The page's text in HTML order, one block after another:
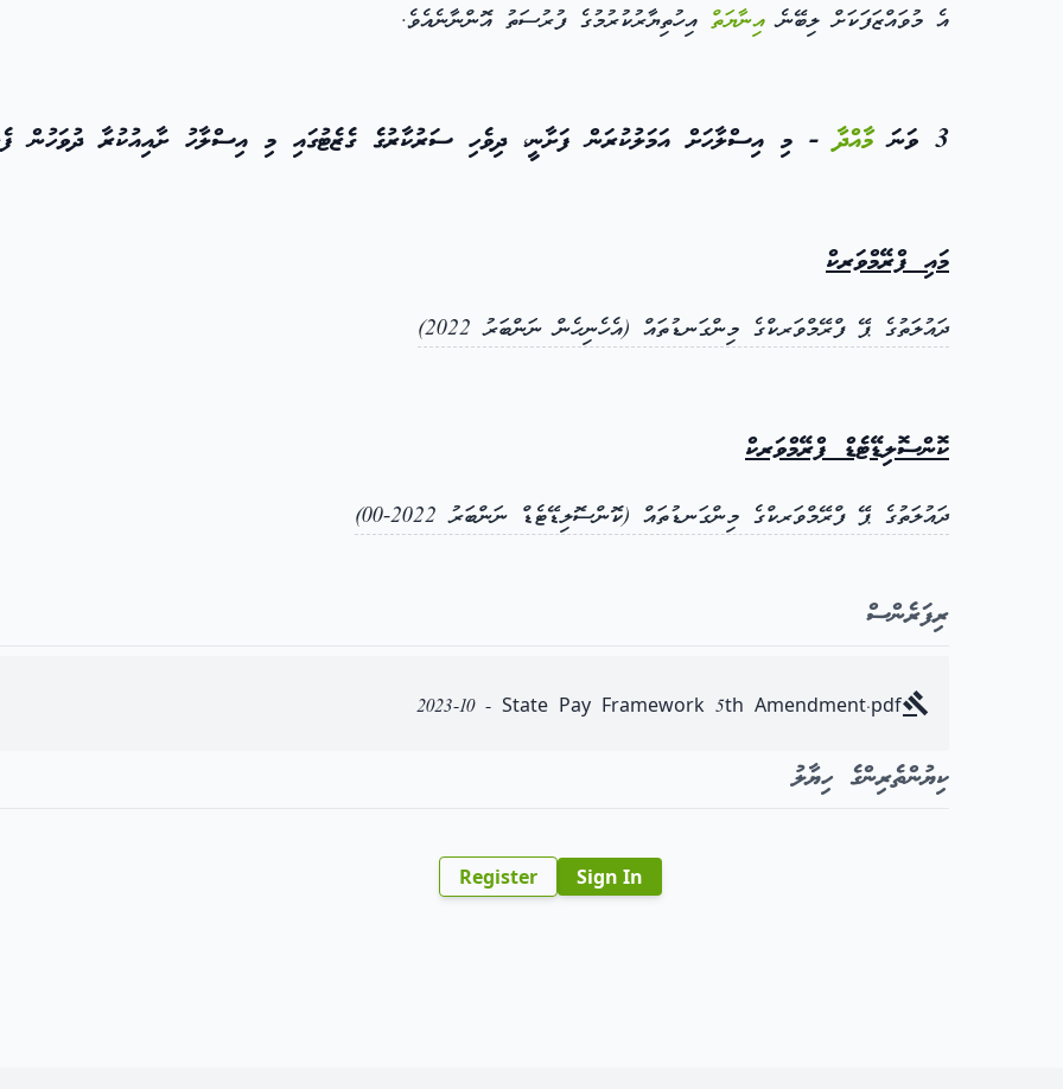
އެ މުވައްޒަފަކަށް ލިބޭނެ އިނާޔަތް އިހުތިޔާރުކުރުމުގެ ފުރުސަތު އޮންނާނެއެވެ.
3 ވަނަ މާއްދާ- މި އިސްލާހަށް އަމަލުކުރަން ފަށާނީ، ދިވެހި ސަރުކާރުގެ ގެޒެޓުގައި މި އިސްލާހު ށާއިއުކުރާ ދުވަހުން
މައި ފްރޭމްވަރކް
ދައުލަތުގެ ޕޭ ފްރޭމްވަރކްގެ މިންގަނޑުތައް (އެހެނިހެން ނަންބަރު 2022)
ކޮންސޮލިޑޭޓެޑް ފްރޭމްވަރކް
ދައުލަތުގެ ޕޭ ފްރޭމްވަރކްގެ މިންގަނޑުތައް (ކޮންސޮލިޑޭޓެޑް ނަންބަރު 2022-00)
ރިފަރެންސް
2023-10 - State Pay Framework 5th Amendment.pdf
ކިޔުންތެރިންގެ ހިޔާލު
Sign In
Register